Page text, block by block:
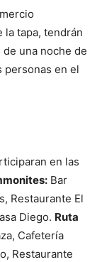
la tapa, tendrán
una noche de
personas en el
en las
Bar
Restaurante El
Diego. Ruta
Cafetería
Restaurante